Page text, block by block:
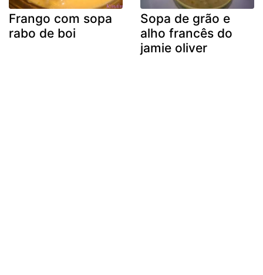
Frango com sopa
rabo de boi
Sopa de grão e
alho francês do
jamie oliver